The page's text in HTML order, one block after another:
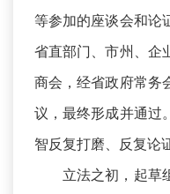
等参加的座谈会和论
省直部门、市州、企
商会，经省政府常务
议，最终形成并通过
智反复打磨、反复论
立法之初，起草